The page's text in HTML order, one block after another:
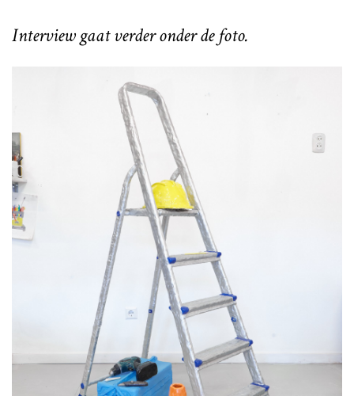
Interview gaat verder onder de foto.